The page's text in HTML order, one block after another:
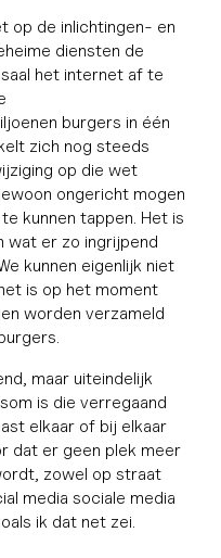
op de inlichtingen- en
diensten de
het internet af te
burgers in één
zich nog steeds
op die wet
ongericht mogen
kunnen tappen. Het is
wat er zo ingrijpend
kunnen eigenlijk niet
is op het moment
worden verzameld
maar uiteindelijk
is die verregaand
elkaar of bij elkaar
dat er geen plek meer
zowel op straat
media sociale media
ik dat net zei.